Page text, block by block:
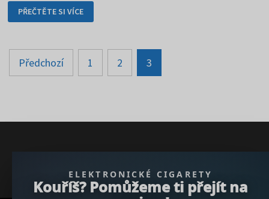
FACEBOOK
POUŽÍVÁ
PROMYŠLENÉ
ALGORITMY
PŘEČTĚTE SI VÍCE
Stránkování
příspěvků
Předchozí 1 2 3
ELEKTRONICKÉ CIGARETY
Kouříš? Pomůžeme ti přejít na